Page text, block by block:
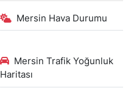
Mersin Hava Durumu
Mersin Trafik Yoğunluk
Haritası